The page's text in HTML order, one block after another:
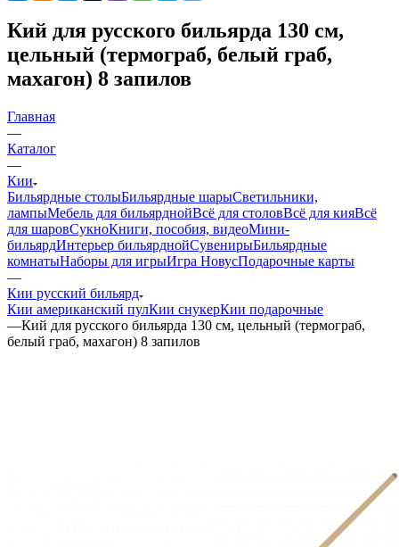
Кий для русского бильярда 130 см,
цельный (термограб, белый граб,
махагон) 8 запилов
Главная
—
Каталог
—
Кии
Бильярдные столыБильярдные шарыСветильники,
лампыМебель для бильярднойВсё для столовВсё для кияВсё
для шаровСукноКниги, пособия, видеоМини-
бильярдИнтерьер бильярднойСувенирыБильярдные
комнатыНаборы для игрыИгра НовусПодарочные карты
—
Кии русский бильярд
Кии американский пулКии снукерКии подарочные
—Кий для русского бильярда 130 см, цельный (термограб,
белый граб, махагон) 8 запилов